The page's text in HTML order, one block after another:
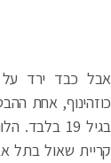
כבד ירד על
אחת
בגיל 19
שאול בתל